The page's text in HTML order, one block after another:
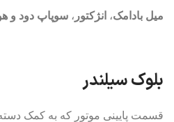
میل بادامک، انژکتور ، سوپاپ دود و
بلوک سیلندر
قسمت پایینی موتور که به کمک